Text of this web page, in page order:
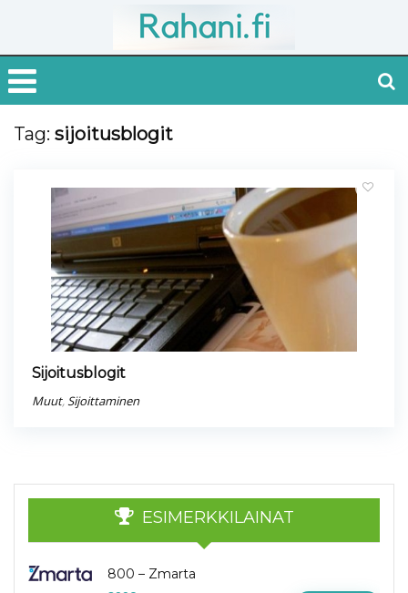
Tag: sijoitusblogit
Sijoitusblogit
Muut,Sijoittaminen
ESIMERKKILAINAT
800 – Zmarta